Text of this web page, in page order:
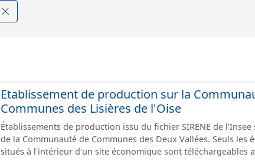
Etablissement de production sur la
Communes des Lisières de l'Oise
Établissements de production issu du fichier SIRENE de
de la Communauté de Communes des Deux Vallées. Seuls les établissements
situés à l'intérieur d'un site économique sont téléchargeables